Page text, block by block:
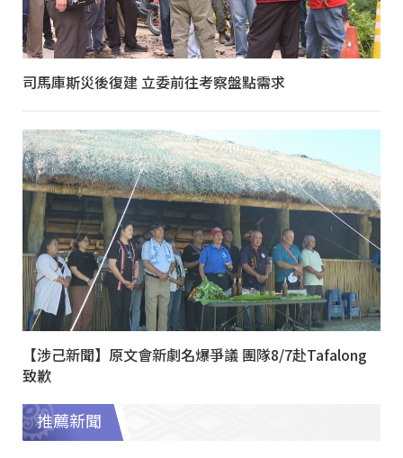
司馬庫斯災後復建 立委前往考察盤點需求
【涉己新聞】原文會新劇名爆爭議 團隊8/7赴Tafalong
致歉
推薦新聞